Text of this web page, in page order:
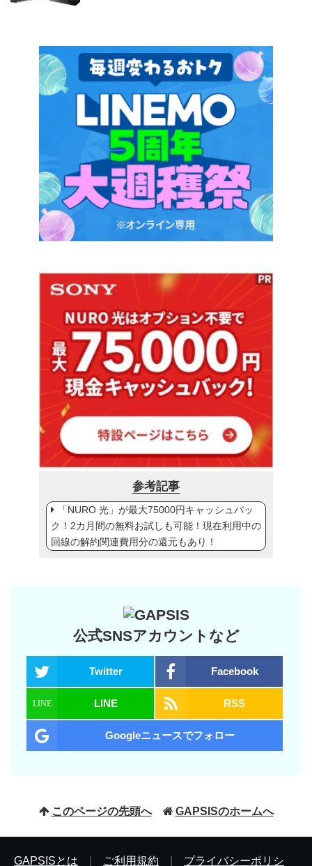
参考記事
「NURO 光」が最大75000円キャッシュバッ
ク！2カ月間の無料お試しも可能！現在利用中の
回線の解約関連費用分の還元もあり！
公式SNSアカウントなど
Twitter Facebook
LINE RSS
Googleニュースでフォロー
このページの先頭へ GAPSISのホームへ
GAPSISとは ご利用規約 プライバシーポリシ